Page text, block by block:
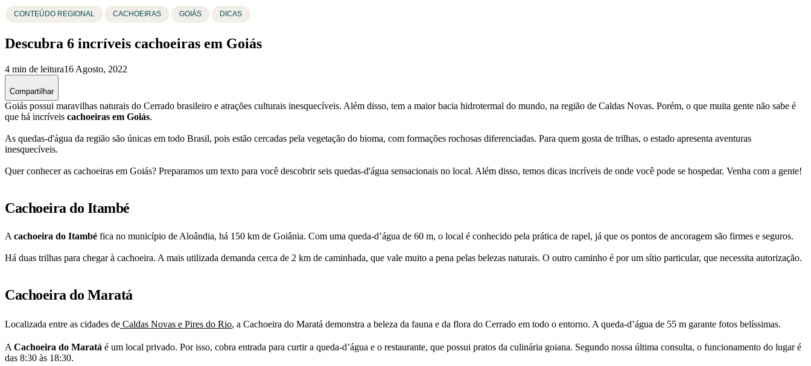
CONTEÚDO REGIONAL CACHOEIRAS GOIÁS DICAS
Descubra 6 incríveis cachoeiras em Goiás
4 min de leitura16 Agosto, 2022
Compartilhar
Goiás possui maravilhas naturais do Cerrado brasileiro e atrações culturais inesquecíveis. Além disso, tem a maior bacia hidrotermal do mundo, na região de Caldas Novas. Porém, o que muita gente não sabe é
que há incríveis cachoeiras em Goiás.
As quedas-d'água da região são únicas em todo Brasil, pois estão cercadas pela vegetação do bioma, com formações rochosas diferenciadas. Para quem gosta de trilhas, o estado apresenta aventuras
inesquecíveis.
Quer conhecer as cachoeiras em Goiás? Preparamos um texto para você descobrir seis quedas-d'água sensacionais no local. Além disso, temos dicas incríveis de onde você pode se hospedar. Venha com a gente!
Cachoeira do Itambé
A cachoeira do Itambé fica no município de Aloândia, há 150 km de Goiânia. Com uma queda-d’água de 60 m, o local é conhecido pela prática de rapel, já que os pontos de ancoragem são firmes e seguros.
Há duas trilhas para chegar à cachoeira. A mais utilizada demanda cerca de 2 km de caminhada, que vale muito a pena pelas belezas naturais. O outro caminho é por um sítio particular, que necessita autorização.
Cachoeira do Maratá
Localizada entre as cidades de Caldas Novas e Pires do Rio, a Cachoeira do Maratá demonstra a beleza da fauna e da flora do Cerrado em todo o entorno. A queda-d’água de 55 m garante fotos belíssimas.
A Cachoeira do Maratá é um local privado. Por isso, cobra entrada para curtir a queda-d’água e o restaurante, que possui pratos da culinária goiana. Segundo nossa última consulta, o funcionamento do lugar é
das 8:30 às 18:30.